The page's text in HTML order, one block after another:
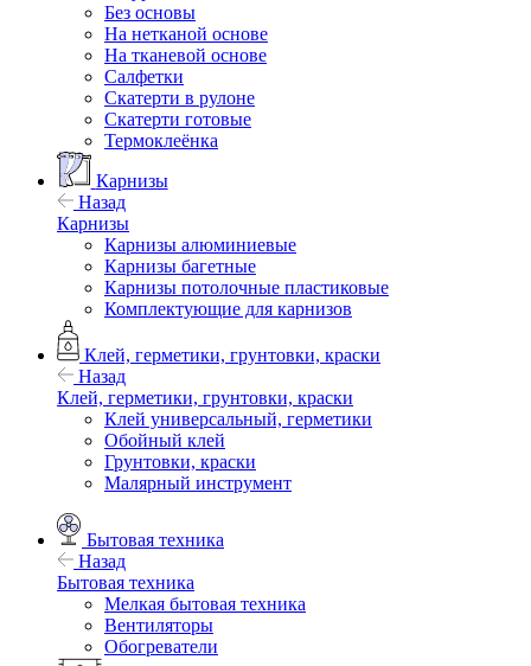
Без основы
На нетканой основе
На тканевой основе
Салфетки
Скатерти в рулоне
Скатерти готовые
Термоклеёнка
Карнизы
Назад
Карнизы
Карнизы алюминиевые
Карнизы багетные
Карнизы потолочные пластиковые
Комплектующие для карнизов
Клей, герметики, грунтовки, краски
Назад
Клей, герметики, грунтовки, краски
Клей универсальный, герметики
Обойный клей
Грунтовки, краски
Малярный инструмент
Бытовая техника
Назад
Бытовая техника
Мелкая бытовая техника
Вентиляторы
Обогреватели